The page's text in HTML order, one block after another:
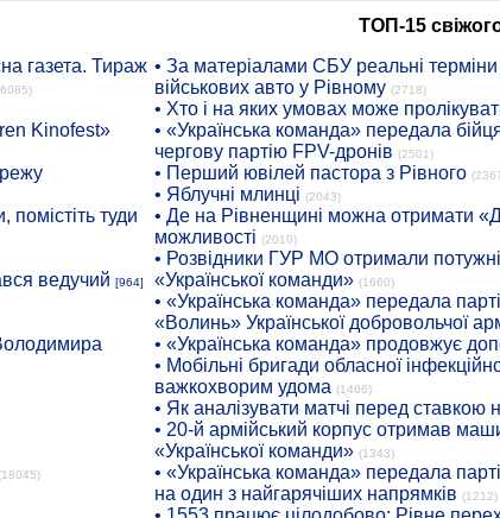
газета. Тираж
Kinofest»
туди
ведучий [964]
(18045)
ТОП-15
• За матеріалами СБУ реальні терміни
військових авто у Рівному (2718)
• Хто і на яких умовах може
• «Українська команда» передала
чергову партію FPV-дронів (2501)
• Перший ювілей пастора з Рівного
• Яблучні млинці (2043)
• Де на Рівненщині можна отримати
можливості (2010)
• Розвідники ГУР МО отримали потужні
«Української команди» (1660)
• «Українська команда» передала
«Волинь» Української добровольчої
• «Українська команда» продовжує
• Мобільні бригади обласної
важкохворим удома (1466)
• Як аналізувати матчі перед ставкою
• 20-й армійський корпус отримав
«Української команди» (1343)
• «Українська команда» передала
на один з найгарячіших напрямків (1212)